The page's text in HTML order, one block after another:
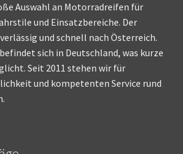
Auswahl an Motorradreifen für
und Einsatzbereiche. Der
und schnell nach Österreich.
sich in Deutschland, was kurze
Seit 2011 stehen wir für
und kompetenten Service rund